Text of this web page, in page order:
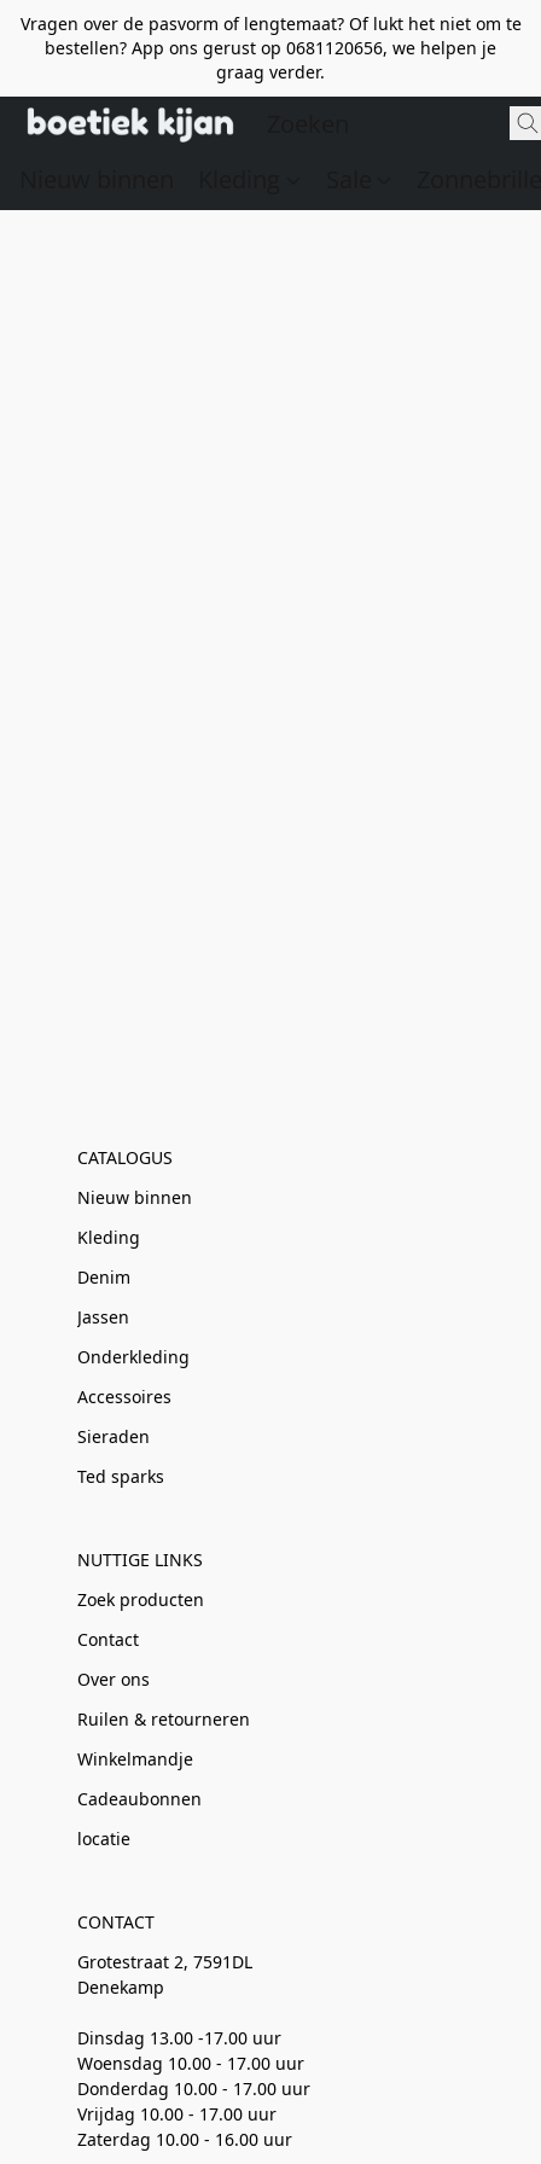
Vragen over de pasvorm of lengtemaat? Of lukt het niet om te
bestellen? App ons gerust op 0681120656, we helpen je
graag verder.
CATALOGUS
Nieuw binnen
Kleding
Denim
Jassen
Onderkleding
Accessoires
Sieraden
Ted sparks
NUTTIGE LINKS
Zoek producten
Contact
Over ons
Ruilen & retourneren
Winkelmandje
Cadeaubonnen
locatie
CONTACT
Grotestraat 2, 7591DL
Denekamp
Dinsdag 13.00 -17.00 uur
Woensdag 10.00 - 17.00 uur
Donderdag 10.00 - 17.00 uur
Vrijdag 10.00 - 17.00 uur
Zaterdag 10.00 - 16.00 uur